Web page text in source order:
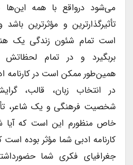
می‌شود درواقع با همه این‌ها
تأثیرگذارترین و مؤثرترین باشد
است تمام شئون زندگی یک
بربگیرد و در تمام لحظاتش
همین‌طور ممکن است در کارنامه
در انتخاب زبان، قالب،
شخصیت فرهنگی و یک شاعر،
خاص منظورم این است که آیا
کارنامه ادبی شما مؤثر بوده است
جغرافیای فکری شما